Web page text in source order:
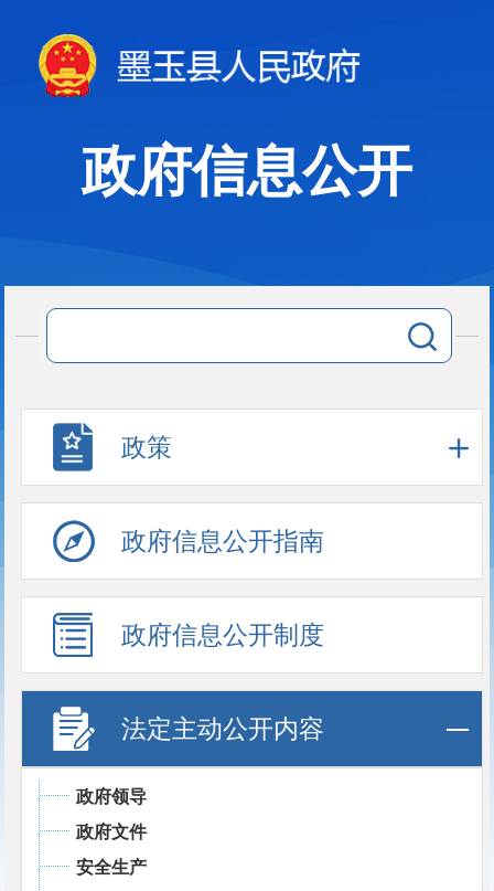
政府信息公开
政策
政府信息公开指南
政府信息公开制度
法定主动公开内容
政府领导
政府文件
安全生产